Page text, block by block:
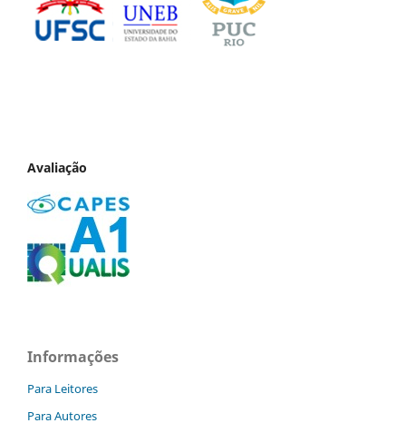
Avaliação
Informações
Para Leitores
Para Autores